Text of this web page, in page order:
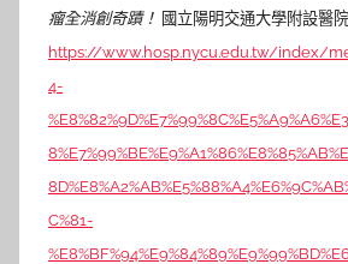
瘤全消創奇蹟！ 國立陽明交通大學附設醫
https://www.hosp.nycu.edu.tw/index/
4-
C%81-